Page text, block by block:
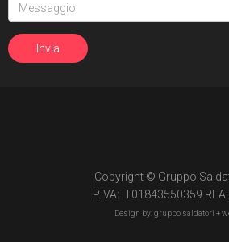
Copyright © Gruppo
P.IVA: IT01843550359
Design by: gruppo saldatori +